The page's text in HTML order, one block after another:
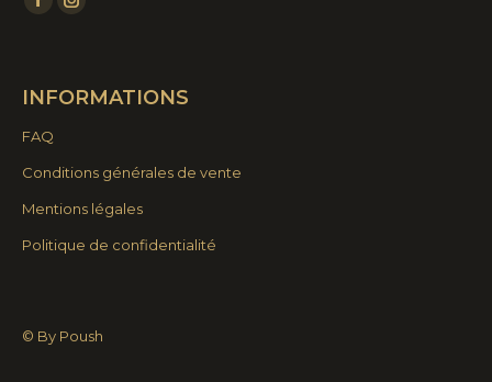
La
s'ouvre
nouvelle
fenêtre
La
s'ouvre
nouvelle
fenêtre
INFORMATIONS
FAQ
Conditions générales de vente
Mentions légales
Politique de confidentialité
© By Poush